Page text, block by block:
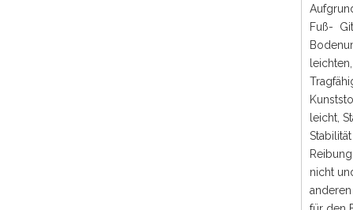
Fuß-
leicht,
nicht